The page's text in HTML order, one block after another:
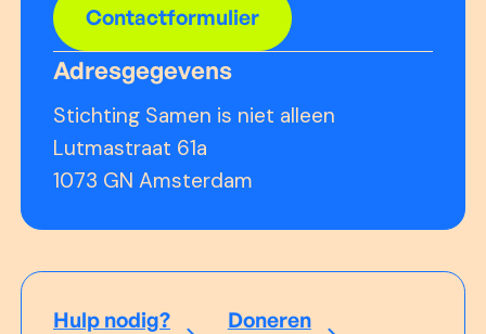
Contactformulier
Adresgegevens
Stichting Samen is niet alleen
Lutmastraat 61a
1073 GN Amsterdam
Hulp nodig? Doneren